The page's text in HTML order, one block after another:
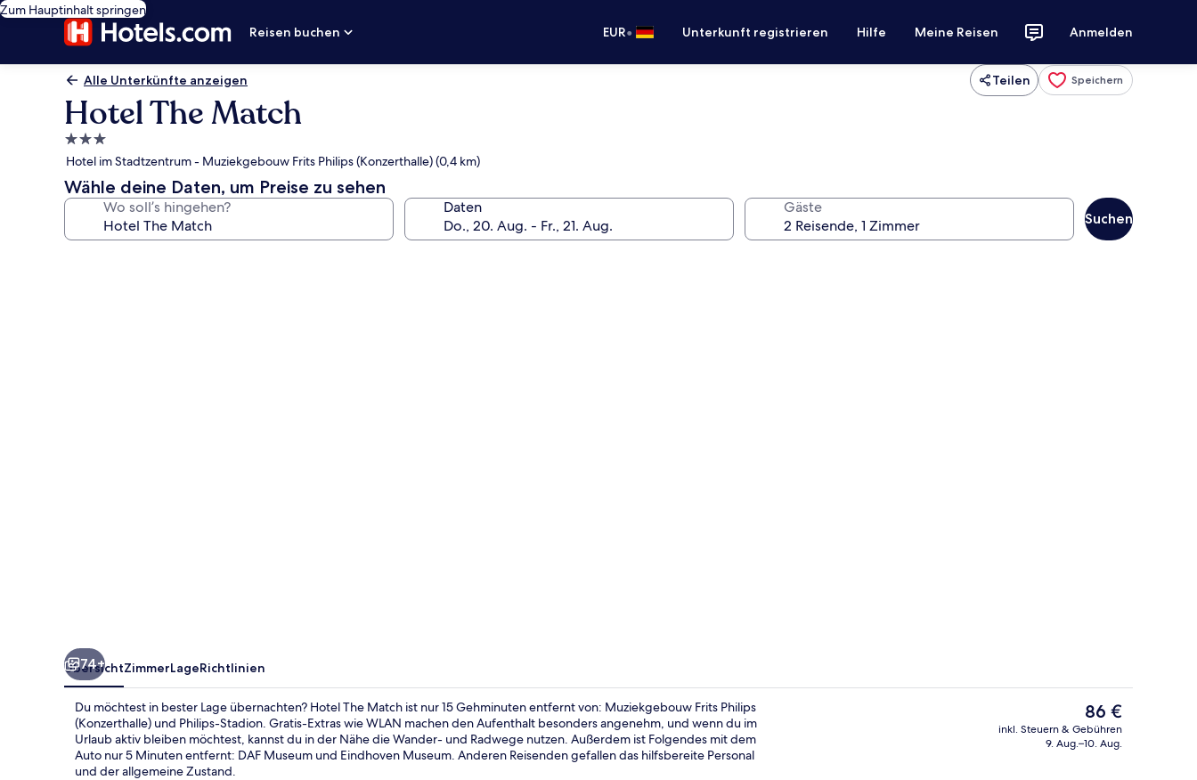
Zum Hauptinhalt springen
Reisen buchen
EUR• Unterkunft registrieren Hilfe Meine Reisen Anmelden
Alle Unterkünfte anzeigen Teilen Speichern
Hotel The Match
3.0-
Sterne-
Unterkunft
Hotel im Stadtzentrum - Muziekgebouw Frits Philips (Konzerthalle) (0,4 km)
Wähle deine Daten, um Preise zu sehen
Wo soll’s hingehen? Daten Gäste
Suchen
Rezeption Tagungsbereich
74+
ÜbersichtZimmerLageRichtlinien
Du möchtest in bester Lage übernachten? Hotel The Match ist nur 15 Gehminuten entfernt von: Muziekgebouw Frits Philips
(Konzerthalle) und Philips-Stadion. Gratis-Extras wie WLAN machen den Aufenthalt besonders angenehm, und wenn du im
Urlaub aktiv bleiben möchtest, kannst du in der Nähe die Wander- und Radwege nutzen. Außerdem ist Folgendes mit dem
Auto nur 5 Minuten entfernt: DAF Museum und Eindhoven Museum. Anderen Reisenden gefallen das hilfsbereite Personal
und der allgemeine Zustand.
Der
aktuelle
Preis
86 €
inkl. Steuern & Gebühren
9. Aug.–10. Aug.